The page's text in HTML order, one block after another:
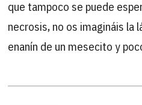
que tampoco se puede
necrosis, no os imagináis la
enanín de un mesecito y